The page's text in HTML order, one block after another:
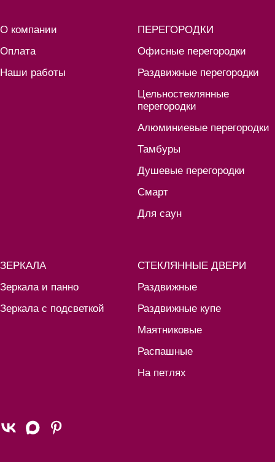
О компании
Оплата
Наши работы
ПЕРЕГОРОДКИ
Офисные перегородки
Раздвижные перегородки
Цельностеклянные
перегородки
Алюминиевые перегородки
Тамбуры
Душевые перегородки
Смарт
Для саун
ЗЕРКАЛА
Зеркала и панно
Зеркала с подсветкой
СТЕКЛЯННЫЕ ДВЕРИ
Раздвижные
Раздвижные купе
Маятниковые
Распашные
На петлях